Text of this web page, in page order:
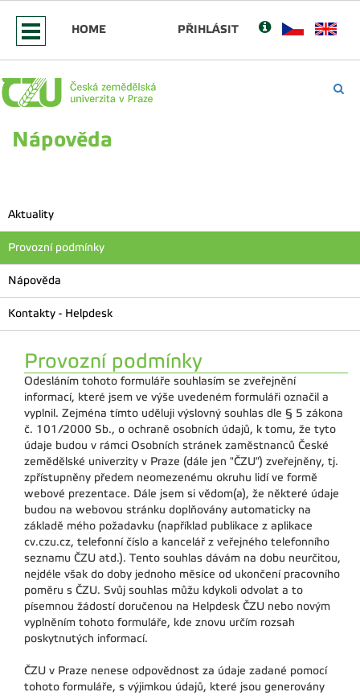
HOME PŘIHLÁSIT
Nápověda
Aktuality
Provozní podmínky
Nápověda
Kontakty - Helpdesk
Provozní podmínky
Odesláním tohoto formuláře souhlasím se zveřejnění
informací, které jsem ve výše uvedeném formuláři označil a
vyplnil. Zejména tímto uděluji výslovný souhlas dle § 5 zákona
č. 101/2000 Sb., o ochraně osobních údajů, k tomu, že tyto
údaje budou v rámci Osobních stránek zaměstnanců České
zemědělské univerzity v Praze (dále jen "ČZU") zveřejněny, tj.
zpřístupněny předem neomezenému okruhu lidí ve formě
webové prezentace. Dále jsem si vědom(a), že některé údaje
budou na webovou stránku doplňovány automaticky na
základě mého požadavku (například publikace z aplikace
cv.czu.cz, telefonní číslo a kancelář z veřejného telefonního
seznamu ČZU atd.). Tento souhlas dávám na dobu neurčitou,
nejdéle však do doby jednoho měsíce od ukončení pracovního
poměru s ČZU. Svůj souhlas můžu kdykoli odvolat a to
písemnou žádostí doručenou na Helpdesk ČZU nebo novým
vyplněním tohoto formuláře, kde znovu určím rozsah
poskytnutých informací.
ČZU v Praze nenese odpovědnost za údaje zadané pomocí
tohoto formuláře, s výjimkou údajů, které jsou generovány